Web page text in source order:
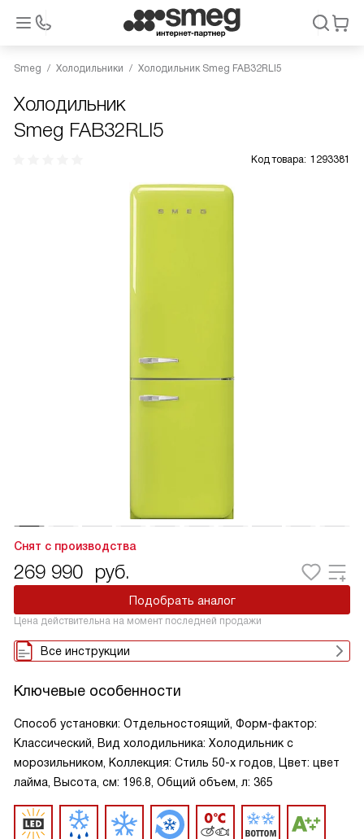
Smeg Холодильники Холодильник Smeg FAB32RLI5
Холодильник
Smeg FAB32RLI5
Код товара: 1293381
Снят с производства
269 990 руб.
Подобрать аналог
Цена действительна на момент последней продажи
Все инструкции
Ключевые особенности
Способ установки: Отдельностоящий, Форм-фактор:
Классический, Вид холодильника: Холодильник с
морозильником, Коллекция: Стиль 50-х годов, Цвет: цвет
лайма, Высота, см: 196.8, Общий объем, л: 365